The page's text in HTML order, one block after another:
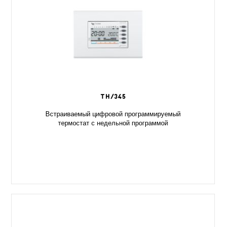
TH/345
Встраиваемый цифровой программируемый
термостат с недельной программой